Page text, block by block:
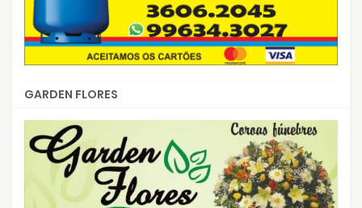
GARDEN FLORES